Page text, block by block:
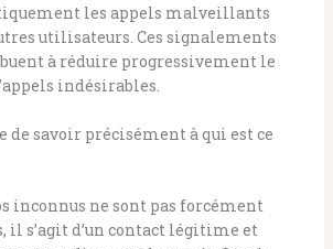
les appels malveillants
utilisateurs. Ces signalements
à réduire progressivement le
indésirables.
de savoir précisément à qui est ce
inconnus ne sont pas forcément
il s’agit d’un contact légitime et